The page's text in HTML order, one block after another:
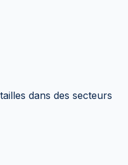
dans des secteurs